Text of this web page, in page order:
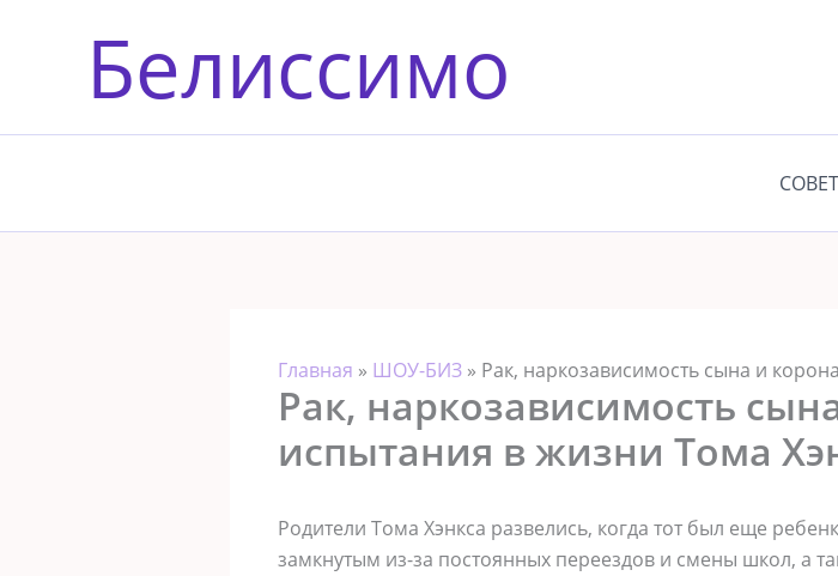
содержимомуБелиссимо
Главная » ШОУ-БИЗ » Рак, наркозависимость сына и
Рак, наркозависимость
испытания в жизни Тома
Родители Тома Хэнкса развелись, когда тот был еще
замкнутым из-за постоянных переездов и смены школ, а